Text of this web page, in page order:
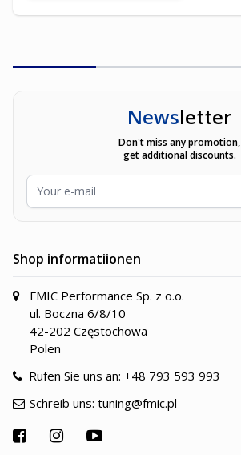
Newsletter
Don't miss any promotion,
get additional discounts.
Shop informatiionen
FMIC Performance Sp. z o.o.
ul. Boczna 6/8/10
42-202 Częstochowa
Polen
Rufen Sie uns an: +48 793 593 993
Schreib uns: tuning@fmic.pl